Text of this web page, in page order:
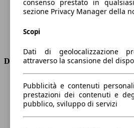
Carburante
Diesel
Trasmissione
Dimensioni
Lunghezza
4400
Altezza
1500
Larghezza
1850
Passo
2650
consenso prestato in
sezione Privacy Manager della
Scopi
Dati di geolocalizzazione
attraverso la scansione del
Pubblicità e contenuti
prestazioni dei contenuti e
pubblico, sviluppo di servizi